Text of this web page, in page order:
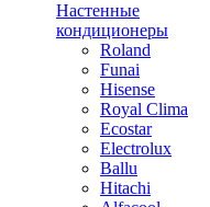
Настенные
кондиционеры
Roland
Funai
Hisense
Royal Clima
Ecostar
Electrolux
Ballu
Hitachi